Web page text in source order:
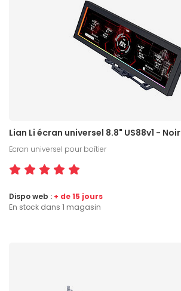
Lian Li écran universel 8.8" US88v1 - Noir
Ecran universel pour boîtier
Dispo web : + de 15 jours
En stock dans 1 magasin